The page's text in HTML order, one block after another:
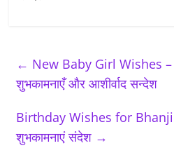
← New Baby Girl Wishes –
शुभकामनाएँ और आशीर्वाद सन्देश
Birthday Wishes for Bhanji
शुभकामनाएं संदेश →